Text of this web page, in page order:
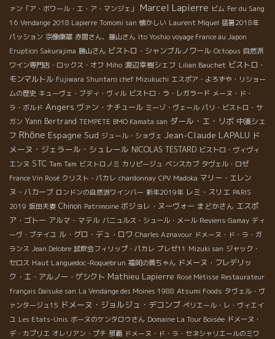
ァン「ア・ボワール・エ・ア・マンジェ」
Marcel Lapierre ビム Fer du Sang
16 Vendange 2018 Lapierre Tomomi san 懐かしい Laurent Miquel 猛暑2018年
パッション 宗像康雄 赤間さん、藤山さん Ito Yoshio voyage France au Japon
Eruption Sakurajima 勝山さん ビストロ・シャンブルノワール Octopus 自然派
ワイン専門店・ロックス・オフ Miho 渡辺幸樹シェフ Lilian Bauchet ビストロ・
モンマルトル Fujiwara Shuntaro chef Mizukuchi エスポア・よろずや・リショー
ムの歴史 キューヴェ・ブディ・ヴィル ビストロ・ラ・レガラード メーヌ・ド・
ラ・ボルド Angers ヴァン・ナチュール ミーゾ・ヴェール パリ・ビストロ・サ
ガン Yann Bertrand TEMPETE BMO Kamata san ダール・エ・リボ 中湊シェ
フ Rhône Espagne Sud ジュール・ショヴェ Jean-Claude LAPALU ド
メーヌ・ジェラール・シュレール NICOLAS TESTARD ビストロ・ヴィヴィ
エンヌ STC Tam Tam ビストロノミ カリピージュ ベンスカブ タヴェル・ロゼ
France Vin Rosé クリスト・パカレ chardonnay CPV Madoka マリー・エレン
ヌ・バカーブ ロンドンの自然派ワインバー 新年2019年 レミ・スリエ PARIS
2019 坂田夫妻 Chinon Patrimoine ボジョレ・ヌーヴォー まどかさん エスポ
ア・ゴトー アルマ・マテル バニュルス・シュール・メール Reviens Gamay ディ
ーヴ・ブテイユ ル・グロ・デュ・ロワ Charles Aznavour ドメーヌ・ド・ラ・ガ
ランス Jean Delobre 試飲会フィリップ・パカレ ブレゼ11 Mizuki san ジャック・
セロス Haut Languedoc-Roquebrun 福岡の黄ちゃん ドメーヌ・フレデリッ
ク・エ・アルノー・ゲシクト Mathieu Lapierre Rosé Métisse Restaurateur
français Daisuke san La Vendange des Moines 1988 Atsumi Foods タヴェル・ヴ
ァンタージュ15 ドメーヌ・ジョルジュ・デコンブ ペリエール・レ・ヴィエイ
ユ Les Etats-Unis ボーヌのケンタロウさん Domaine La Tour Boisée ドメーヌ・
デ・カプリエ オレリアン・プチ 那覇 ドメーヌ・ド・ラ・セネシャリエールのミワ